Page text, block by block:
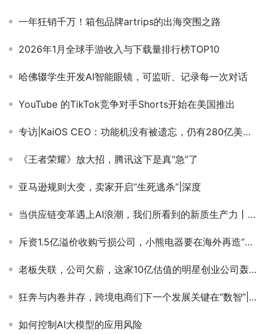
一年狂销千万！箱包品牌artrips的出海突围之路
2026年1月全球手游收入与下载量排行榜TOP10
哈佛辍学生开发AI智能眼镜，可监听、记录每一次对话
YouTube 的TikTok竞争对手Shorts开始在美国推出
专访|KaiOS CEO：功能机没有被遗忘，仍有280亿美元的市场机会
《王者荣耀》放大招，腾讯这下是真“急”了
亚马逊规则大变，卖家开启“生死逃杀”|深度
当供应链变革遇上AI浪潮，我们所看到的新质生产力丨亿邦产业互联网峰会实录
斥资1.5亿溢价收购亏损公司，小熊电器要在海外再造“徕芬”和“usmile”？
老板失联，公司欠薪，这家10亿估值的明星创业公司轰然坍塌
狂奔与内卷并存，跨境电商们下一个发展关键在“数智”|活动预告
如何控制AI大模型的应用风险